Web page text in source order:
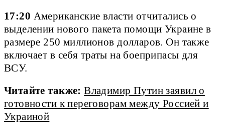
17:20 Американские власти отчитались о
выделении нового пакета помощи Украине в
размере 250 миллионов долларов. Он также
включает в себя траты на боеприпасы для
ВСУ.
Читайте также:Владимир Путин заявил о
готовности к переговорам между Россией и
Украиной